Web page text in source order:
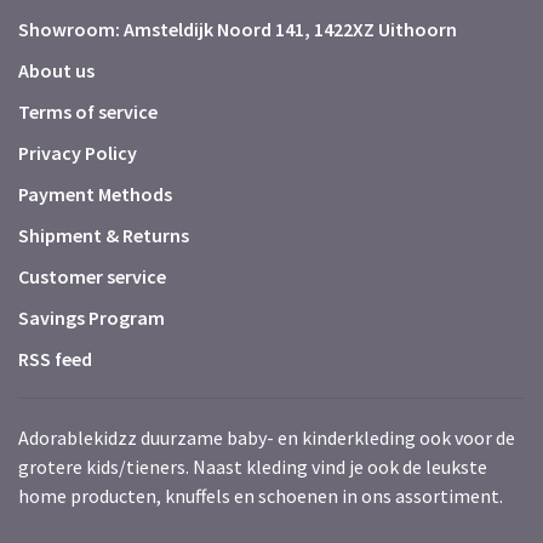
Showroom: Amsteldijk Noord 141, 1422XZ Uithoorn
About us
Terms of service
Privacy Policy
Payment Methods
Shipment & Returns
Customer service
Savings Program
RSS feed
Adorablekidzz duurzame baby- en kinderkleding ook voor de
grotere kids/tieners. Naast kleding vind je ook de leukste
home producten, knuffels en schoenen in ons assortiment.